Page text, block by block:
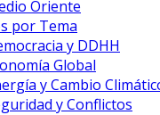
Oriente
por Tema
y DDHH
Global
y Cambio
y Conflictos